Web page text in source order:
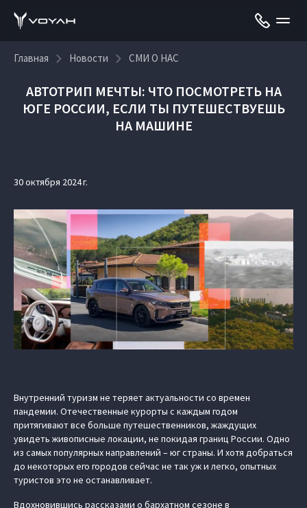
Главная Новости СМИ О НАС
АВТОТРИП МЕЧТЫ: ЧТО ПОСМОТРЕТЬ НА
ЮГЕ РОССИИ, ЕСЛИ ТЫ ПУТЕШЕСТВУЕШЬ
НА МАШИНЕ
30 октября 2024 г.
Внутренний туризм не теряет актуальности со времен
пандемии. Отечественные курорты с каждым годом
притягивают все больше путешественников, жаждущих
увидеть живописные локации, не покидая границ России. Одно
из самых популярных направлений – юг страны. И хотя добраться
до некоторых его городов сейчас не так уж и легко, опытных
туристов это не останавливает.
Вдохновившись рассказами о бархатном сезоне в